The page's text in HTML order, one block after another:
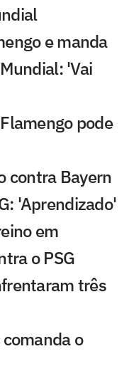
e manda
'Vai
pode
contra Bayern
'Aprendizado'
em
o PSG
três
o